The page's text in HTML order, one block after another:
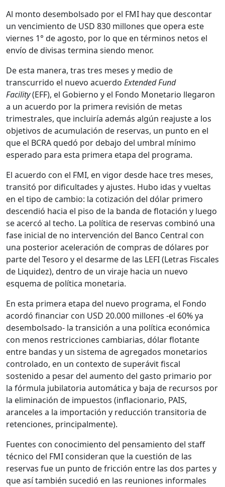
Al monto desembolsado por el FMI hay que descontar
un vencimiento de USD 830 millones que opera este
viernes 1° de agosto, por lo que en términos netos el
envío de divisas termina siendo menor.
De esta manera, tras tres meses y medio de
transcurrido el nuevo acuerdo Extended Fund
Facility(EFF), el Gobierno y el Fondo Monetario llegaron
a un acuerdo por la primera revisión de metas
trimestrales, que incluiría además algún reajuste a los
objetivos de acumulación de reservas, un punto en el
que el BCRA quedó por debajo del umbral mínimo
esperado para esta primera etapa del programa.
El acuerdo con el FMI, en vigor desde hace tres meses,
transitó por dificultades y ajustes. Hubo idas y vueltas
en el tipo de cambio: la cotización del dólar primero
descendió hacia el piso de la banda de flotación y luego
se acercó al techo. La política de reservas combinó una
fase inicial de no intervención del Banco Central con
una posterior aceleración de compras de dólares por
parte del Tesoro y el desarme de las LEFI (Letras Fiscales
de Liquidez), dentro de un viraje hacia un nuevo
esquema de política monetaria.
En esta primera etapa del nuevo programa, el Fondo
acordó financiar con USD 20.000 millones -el 60% ya
desembolsado- la transición a una política económica
con menos restricciones cambiarias, dólar flotante
entre bandas y un sistema de agregados monetarios
controlado, en un contexto de superávit fiscal
sostenido a pesar del aumento del gasto primario por
la fórmula jubilatoria automática y baja de recursos por
la eliminación de impuestos (inflacionario, PAIS,
aranceles a la importación y reducción transitoria de
retenciones, principalmente).
Fuentes con conocimiento del pensamiento del staff
técnico del FMI consideran que la cuestión de las
reservas fue un punto de fricción entre las dos partes y
que así también sucedió en las reuniones informales